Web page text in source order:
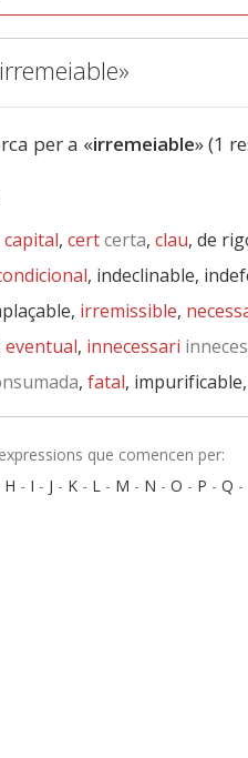
per a «irremeiable» (1
capital, certcerta, clau, de
, indeclinable,
irremissible,
eventual, innecessari
, fatal, impurificable,
que comencen per:
H - I - J - K - L - M - N - O - P - Q -